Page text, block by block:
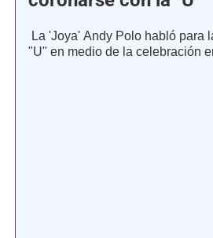
La 'Joya' Andy Polo habló para
"U" en medio de la celebración